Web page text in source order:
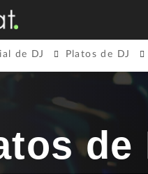
de DJ Platos de DJ
de